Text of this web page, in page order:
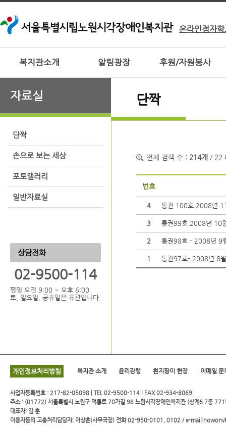
온라인점자
복지관소개 알림광장 후원/자원봉사
자료실
단짝
손으로 보는 세상
포토갤러리
일반자료실
상담전화
02-9500-114
평일 오전 9:00 ~ 오후 6:00
토, 일요일, 공휴일은 휴관입니다.
단짝
전체 검색 수 : 214개 / 22
번호
4 통권 100호 2008년
3 통권99호 2008년 10
2 통권98호 - 2008년 9
1 통권97호- 2008년 8
개인정보처리방침 복지관 소개 윤리강령 흰지팡이 헌장 이메일 문
사업자등록번호 : 217-82-05098 | TEL 02-9500-114 l FAX 02-934-8069
주소 : (01772) 서울특별시 노원구 덕릉로 70가길 98 노원시각장애인복지관 (상계6.7동 771
대표자: 김 훈
이용자등의 고충처리담당자; 이상훈(사무국장) 전화 02-950-0101, 0102 / e-